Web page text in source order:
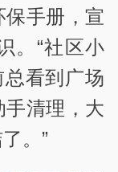
手册，宣
。“社区小
总看到广场
手清理，大
。”